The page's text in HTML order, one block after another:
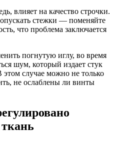
влияет на качество строчки.
стежки — поменяйте
что проблема заключается
погнутую иглу, во время
шум, который издает стук
этом случае можно не только
не ослаблены ли винты